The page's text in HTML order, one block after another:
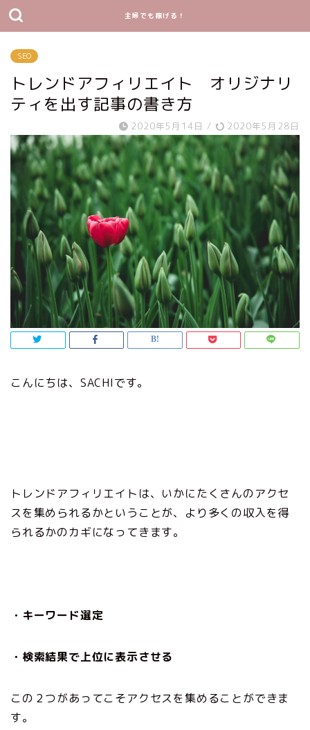
主婦でも稼げる！
SEO
トレンドアフィリエイト オリジナリ
ティを出す記事の書き方
2020年5月14日 / 2020年5月28日
こんにちは、SACHIです。
トレンドアフィリエイトは、いかにたくさんのアクセ
スを集められるかということが、より多くの収入を得
られるかのカギになってきます。
・キーワード選定
・検索結果で上位に表示させる
この２つがあってこそアクセスを集めることができま
す。